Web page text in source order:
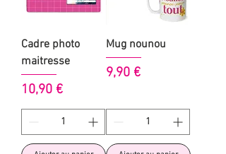
Cadre photo
maitresse
Prix
10,90 €
Mug nounou
Prix
9,90 €